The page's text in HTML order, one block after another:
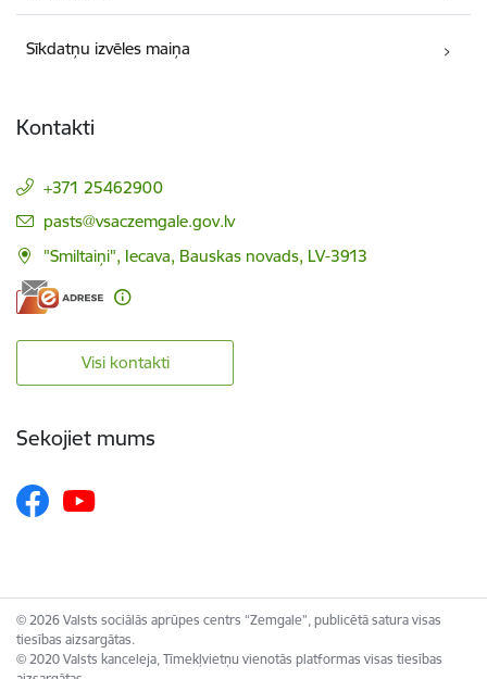
Sīkdatņu izvēles maiņa
Kontakti
+371 25462900
E-pasts:
pasts@vsaczemgale.gov.lv
"Smiltaiņi", Iecava, Bauskas novads, LV-3913
Visi kontakti
Sekojiet mums
© 2026 Valsts sociālās aprūpes centrs “Zemgale”, publicētā satura visas
tiesības aizsargātas.
© 2020 Valsts kanceleja, Tīmekļvietņu vienotās platformas visas tiesības